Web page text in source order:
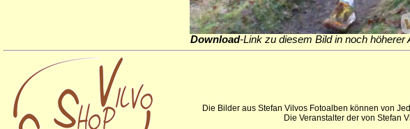
Download-Link zu diesem Bild in noch höherer
Die Bilder aus Stefan Vilvos Fotoalben können von
Die Veranstalter der von Stefan